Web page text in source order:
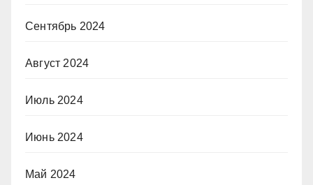
Сентябрь 2024
Август 2024
Июль 2024
Июнь 2024
Май 2024